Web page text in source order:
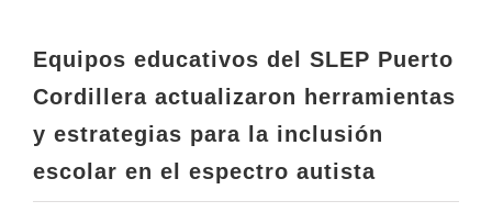
Equipos educativos del SLEP Puerto
Cordillera actualizaron herramientas
y estrategias para la inclusión
escolar en el espectro autista